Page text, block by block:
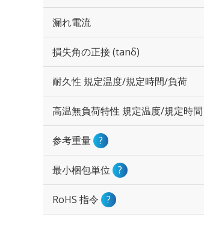
漏れ電流
損失角の正接 (tanδ)
耐久性 規定温度/規定時間/負荷
高温無負荷特性 規定温度/規定時間
参考重量 ?
最小梱包単位 ?
RoHS 指令 ?